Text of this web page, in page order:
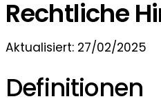
Rechtliche
Aktualisiert: 27/02/2025
Definitionen